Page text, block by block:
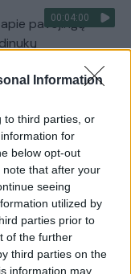
Information
to third parties, or
for
below opt-out
that after your
seeing
utilized by
parties prior to
of the further
third parties on the
information may
00:04:00
pavojingą
00:00:30
dviejų moterų ir